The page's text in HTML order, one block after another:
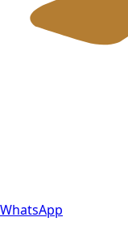
WhatsApp